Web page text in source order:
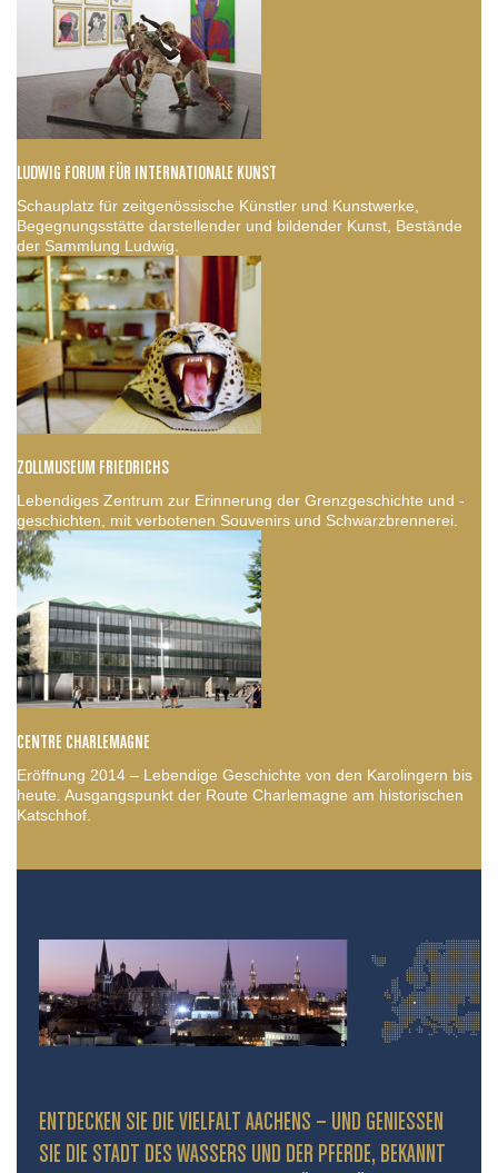
LUDWIG FORUM FÜR INTERNATIONALE KUNST
Schauplatz für zeitgenössische Künstler und Kunstwerke,
Begegnungsstätte darstellender und bildender Kunst, Bestände
der Sammlung Ludwig.
ZOLLMUSEUM FRIEDRICHS
Lebendiges Zentrum zur Erinnerung der Grenzgeschichte und -
geschichten, mit verbotenen Souvenirs und Schwarzbrennerei.
CENTRE CHARLEMAGNE
Eröffnung 2014 – Lebendige Geschichte von den Karolingern bis
heute. Ausgangspunkt der Route Charlemagne am historischen
Katschhof.
ENTDECKEN SIE DIE VIELFALT AACHENS – UND GENIESSEN S
IE DIE STADT DES WASSERS UND DER PFERDE, BEKANNT D